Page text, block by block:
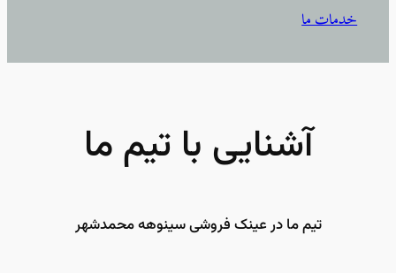
خدمات ما
آشنایی با تیم ما
تیم ما در عینک فروشی سینوهه محمدشهر